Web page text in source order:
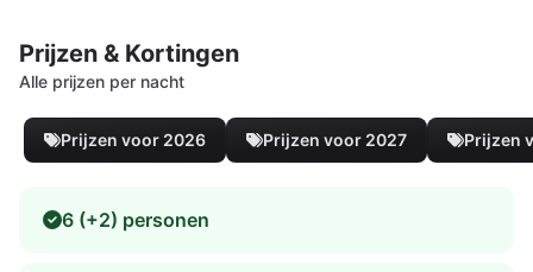
Prijzen & Kortingen
Alle prijzen per nacht
Prijzen voor 2026 Prijzen voor 2027 Prijzen
6 (+2) personen